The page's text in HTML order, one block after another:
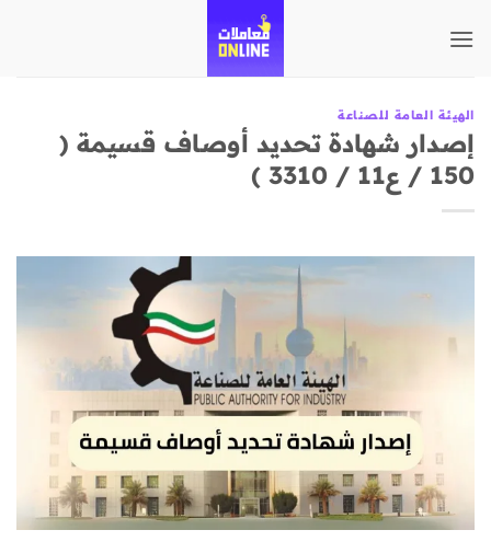
للمحتوى
الهيئة العامة للصناعة
إصدار شهادة تحديد أوصاف قسيمة (
150 / ع11 / 3310 )